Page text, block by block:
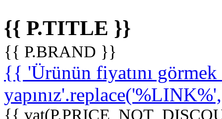
{{ P.TITLE }}
{{ P.BRAND }}
{{ 'Ürünün fiyatını
{{